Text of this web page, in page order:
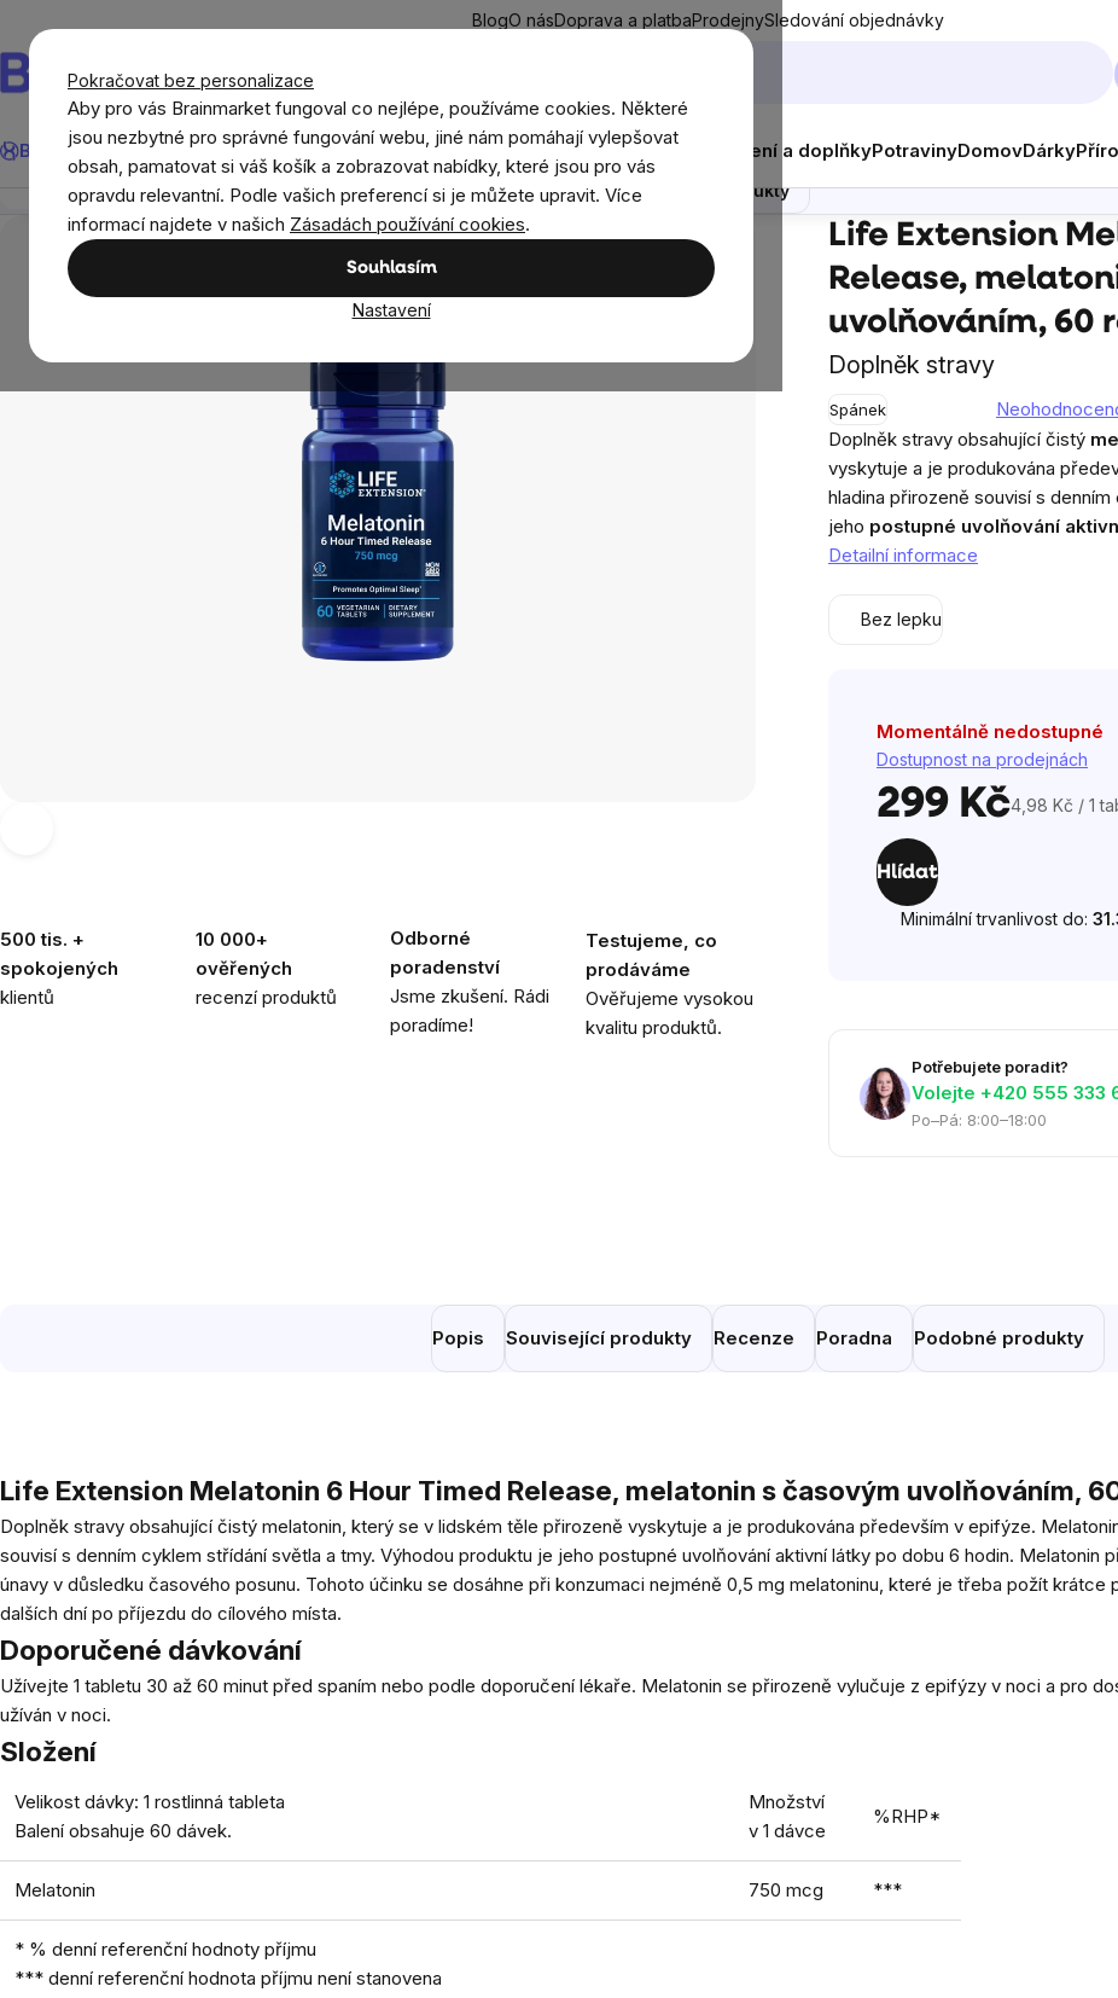
Pokračovat bez personalizace
Aby pro vás Brainmarket fungoval co nejlépe, používáme cookies. Některé
jsou nezbytné pro správné fungování webu, jiné nám pomáhají vylepšovat
obsah, pamatovat si váš košík a zobrazovat nabídky, které jsou pro vás
opravdu relevantní. Podle vašich preferencí si je můžete upravit. Více
informací najdete v našich Zásadách používání cookies.
Souhlasím
Nastavení
obsah
BlogO násDoprava a platbaProdejnySledování objednávky
Hledat
BrainMax® Léto Ušetři CíleDoplňky stravy a výživaNovinkyMužiŽenyDěti Oblečení a doplňkyPotravinyDomovDárky
Cíle Spánek Life Extension Melatonin 6 Hour Timed Release, melatonin s časovým uvolňováním, 60 rostlinných tablet
Life Extension
Release,
uvolňováním, 60
Doplněk stravy
Spánek
hodnocení
produktu
je
0,0
z
hvězdiček.
500 tis. +
spokojených
klientů
10 000+
ověřených
recenzí produktů
Odborné
poradenství
Jsme zkušení. Rádi
poradíme!
Testujeme, co
prodáváme
Ověřujeme vysokou
kvalitu produktů.
Doplněk stravy obsahující čistý
vyskytuje a je produkována
hladina přirozeně souvisí s
jeho postupné uvolňování
Detailní informace
Bez lepku
Momentálně nedostupné
Dostupnost na prodejnách
299 KčMěrná
4,98 Kč / 1
Hlídat
Minimální trvanlivost do:
Potřebujete poradit?
Volejte ‭+420 555 333
Po–Pá: 8:00–18:00
Popis Související produkty Recenze Poradna Podobné produkty
Life Extension Melatonin 6 Hour Timed Release, melatonin s časovým uvolňováním, 60 rostlinných tablet
Přehled Popis Související produkty Recenze Poradna Podobné produkty
Life Extension Melatonin 6 Hour Timed Release, melatonin s časovým uvolňováním,
Doplněk stravy obsahující čistý melatonin, který se v lidském těle přirozeně vyskytuje a je produkována především v epifýze.
souvisí s denním cyklem střídání světla a tmy. Výhodou produktu je jeho postupné uvolňování aktivní látky po dobu 6 hodin. Melatonin
únavy v důsledku časového posunu. Tohoto účinku se dosáhne při konzumaci nejméně 0,5 mg melatoninu, které je třeba požít
dalších dní po příjezdu do cílového místa.
Doporučené dávkování
Užívejte 1 tabletu 30 až 60 minut před spaním nebo podle doporučení lékaře. Melatonin se přirozeně vylučuje z epifýzy v noci a pro
užíván v noci.
Složení
Velikost dávky: 1 rostlinná tableta
Balení obsahuje 60 dávek.
Množství
v 1 dávce
%RHP*
Melatonin 750 mcg ***
* % denní referenční hodnoty příjmu
*** denní referenční hodnota příjmu není stanovena